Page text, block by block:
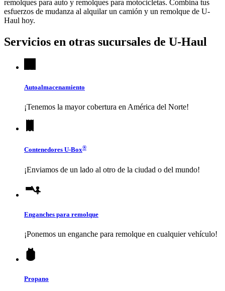
remolques para auto y remolques para motocicletas. Combina tus
esfuerzos de mudanza al alquilar un camión y un remolque de U-
Haul hoy.
Servicios en otras sucursales de U-Haul
Autoalmacenamiento
¡Tenemos la mayor cobertura en América del Norte!
Contenedores U-Box®
¡Enviamos de un lado al otro de la ciudad o del mundo!
Enganches para remolque
¡Ponemos un enganche para remolque en cualquier vehículo!
Propano